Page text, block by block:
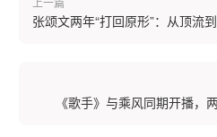
张颂文两年“打回原形”：从顶流
《歌手》与乘风同期开播，